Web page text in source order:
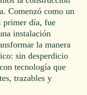
Comenzó como un
primer día, fue
instalación
la manera
sin desperdicio
tecnología que
trazables y